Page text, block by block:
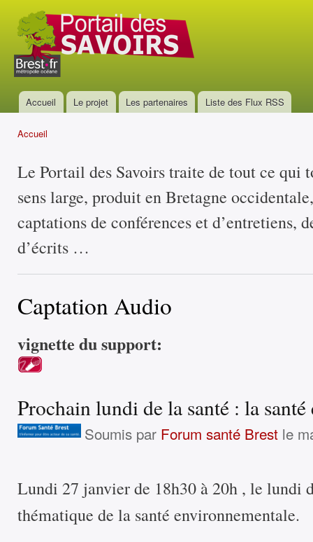
Portail
des
savoirs
Menu principal
Accueil Le projet Les partenaires Liste des Flux RSS
Accueil
Le Portail des Savoirs traite de tout ce qui
sens large, produit en Bretagne
captations de conférences et d’entretiens,
d’écrits …
Captation Audio
vignette du support:
Prochain lundi de la santé : la
Soumis par Forum santé Brestle
Lundi 27 janvier de 18h30 à 20h , le lundi
thématique de la santé environnementale.